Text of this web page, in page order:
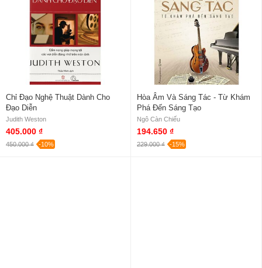
Chỉ Đạo Nghệ Thuật Dành Cho
Đạo Diễn
Judith Weston
405.000 ₫
450.000 ₫ -10%
Hòa Âm Và Sáng Tác - Từ Khám
Phá Đến Sáng Tạo
Ngô Càn Chiếu
194.650 ₫
229.000 ₫ -15%